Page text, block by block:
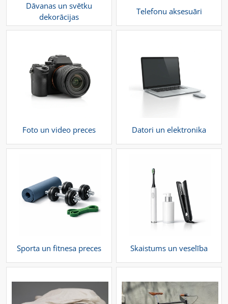
Dāvanas un svētku
dekorācijas
Telefonu aksesuāri
Foto un video preces Datori un elektronika
Sporta un fitnesa preces Skaistums un veselība